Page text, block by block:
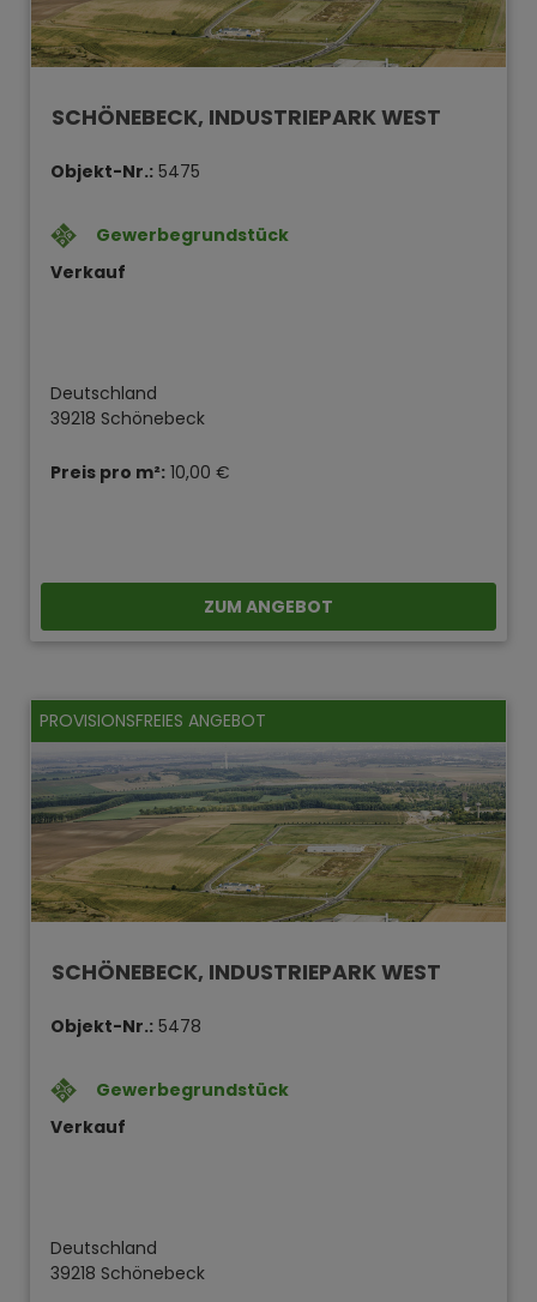
SCHÖNEBECK, INDUSTRIEPARK WEST
Objekt-Nr.: 5475
Gewerbegrundstück
Verkauf
Deutschland
39218 Schönebeck
Preis pro m²: 10,00 €
ZUM ANGEBOT
PROVISIONSFREIES ANGEBOT
SCHÖNEBECK, INDUSTRIEPARK WEST
Objekt-Nr.: 5478
Gewerbegrundstück
Verkauf
Deutschland
39218 Schönebeck